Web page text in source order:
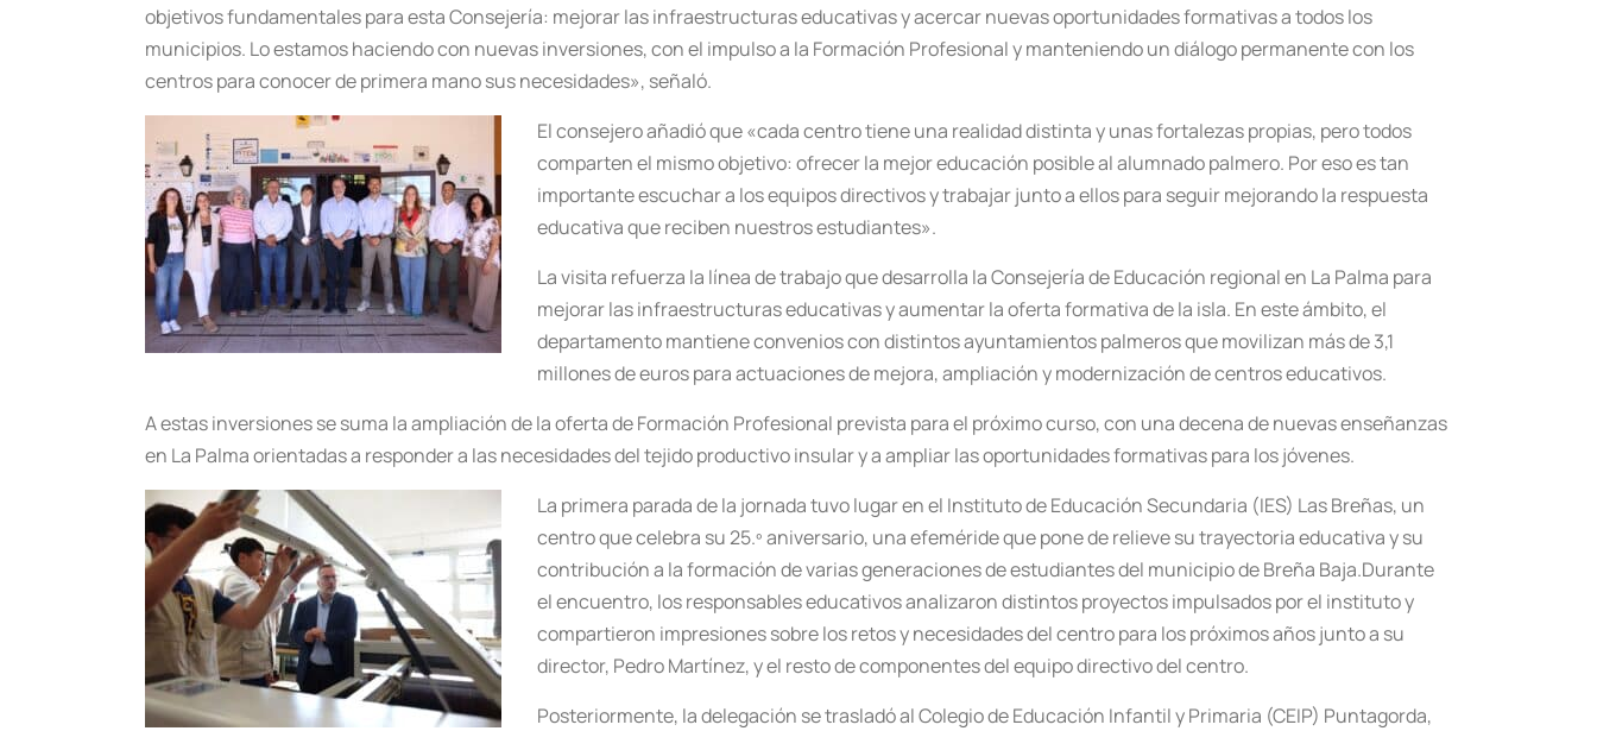
objetivos fundamentales para esta Consejería: mejorar las infraestructuras educativas y acercar nuevas oportunidades formativas a todos los
municipios. Lo estamos haciendo con nuevas inversiones, con el impulso a la Formación Profesional y manteniendo un diálogo permanente con los
centros para conocer de primera mano sus necesidades», señaló.
El consejero añadió que «cada centro tiene una realidad distinta y unas fortalezas propias, pero todos
comparten el mismo objetivo: ofrecer la mejor educación posible al alumnado palmero. Por eso es tan
importante escuchar a los equipos directivos y trabajar junto a ellos para seguir mejorando la respuesta
educativa que reciben nuestros estudiantes».
La visita refuerza la línea de trabajo que desarrolla la Consejería de Educación regional en La Palma para
mejorar las infraestructuras educativas y aumentar la oferta formativa de la isla. En este ámbito, el
departamento mantiene convenios con distintos ayuntamientos palmeros que movilizan más de 3,1
millones de euros para actuaciones de mejora, ampliación y modernización de centros educativos.
A estas inversiones se suma la ampliación de la oferta de Formación Profesional prevista para el próximo curso, con una decena de nuevas enseñanzas
en La Palma orientadas a responder a las necesidades del tejido productivo insular y a ampliar las oportunidades formativas para los jóvenes.
La primera parada de la jornada tuvo lugar en el Instituto de Educación Secundaria (IES) Las Breñas, un
centro que celebra su 25.º aniversario, una efeméride que pone de relieve su trayectoria educativa y su
contribución a la formación de varias generaciones de estudiantes del municipio de Breña Baja.Durante
el encuentro, los responsables educativos analizaron distintos proyectos impulsados por el instituto y
compartieron impresiones sobre los retos y necesidades del centro para los próximos años junto a su
director, Pedro Martínez, y el resto de componentes del equipo directivo del centro.
Posteriormente, la delegación se trasladó al Colegio de Educación Infantil y Primaria (CEIP) Puntagorda,